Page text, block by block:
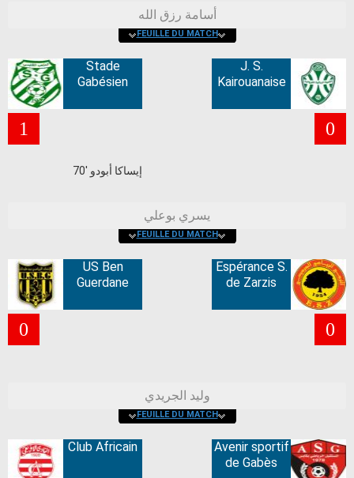
أسامة رزق الله
FEUILLE DU MATCH
Stade
Gabésien
1
70' إيساكا أبودو
J. S.
Kairouanaise
0
يسري بوعلي
FEUILLE DU MATCH
US Ben
Guerdane
0
Espérance S.
de Zarzis
0
وليد الجريدي
FEUILLE DU MATCH
Club Africain
Avenir sportif
de Gabès